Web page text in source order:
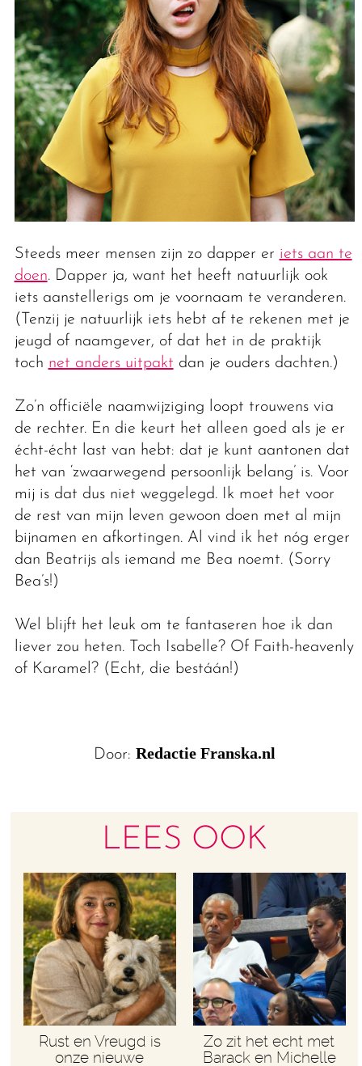
Steeds meer mensen zijn zo dapper er iets aan te
doen. Dapper ja, want het heeft natuurlijk ook
iets aanstellerigs om je voornaam te veranderen.
(Tenzij je natuurlijk iets hebt af te rekenen met je
jeugd of naamgever, of dat het in de praktijk
toch net anders uitpakt dan je ouders dachten.)
Zo’n officiële naamwijziging loopt trouwens via
de rechter. En die keurt het alleen goed als je er
écht-écht last van hebt: dat je kunt aantonen dat
het van ‘zwaarwegend persoonlijk belang’ is. Voor
mij is dat dus niet weggelegd. Ik moet het voor
de rest van mijn leven gewoon doen met al mijn
bijnamen en afkortingen. Al vind ik het nóg erger
dan Beatrijs als iemand me Bea noemt. (Sorry
Bea’s!)
Wel blijft het leuk om te fantaseren hoe ik dan
liever zou heten. Toch Isabelle? Of Faith-heavenly
of Karamel? (Echt, die bestáán!)
Door: Redactie Franska.nl
LEES OOK
Rust en Vreugd is
onze nieuwe
Zo zit het echt met
Barack en Michelle